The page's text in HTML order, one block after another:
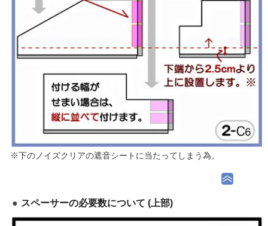
※下のノイズクリアの遮音シートに当たってしまう為。
スペーサーの必要数について (上部)